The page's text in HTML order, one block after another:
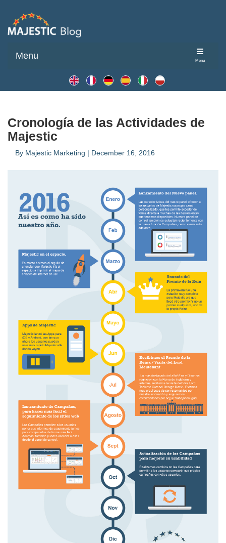
Menu
Menu
Cronología de las Actividades de
Majestic
By Majestic Marketing | December 16, 2016